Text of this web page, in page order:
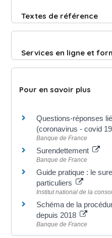
Textes de référence
Services en ligne et
Pour en savoir plus
Questions-réponses
(coronavirus - covid
Banque de France
Surendettement
Banque de France
Guide pratique : le
particuliers
Institut national de la
Schéma de la
depuis 2018
Banque de France